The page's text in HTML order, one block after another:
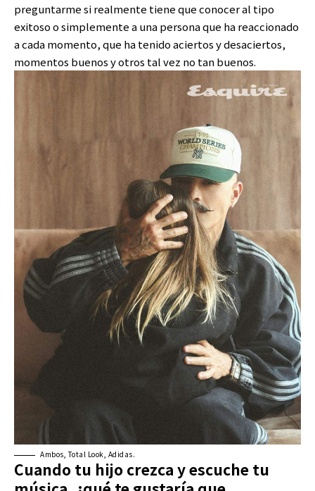
preguntarme si realmente tiene que conocer al tipo
exitoso o simplemente a una persona que ha reaccionado
a cada momento, que ha tenido aciertos y desaciertos,
momentos buenos y otros tal vez no tan buenos.
Ambos, Total Look, Adidas.
Cuando tu hijo crezca y escuche tu